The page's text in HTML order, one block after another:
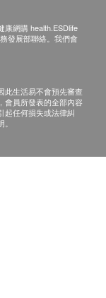
箔積層袋密封
是最安全的包
康網購 health.ESDlife
發展部聯絡。我們會
此生活易不會預先審查
會員所發表的全部內容
起任何損失或法律糾